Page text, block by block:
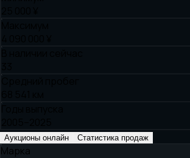
Аукционы онлайн Статистика продаж
Марка